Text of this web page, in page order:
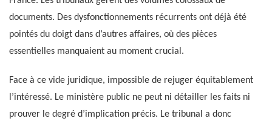
documents. Des dysfonctionnements récurrents ont déjà été
pointés du doigt dans d’autres affaires, où des pièces
essentielles manquaient au moment crucial.
Face à ce vide juridique, impossible de rejuger équitablement
l’intéressé. Le ministère public ne peut ni détailler les faits ni
prouver le degré d’implication précis. Le tribunal a donc